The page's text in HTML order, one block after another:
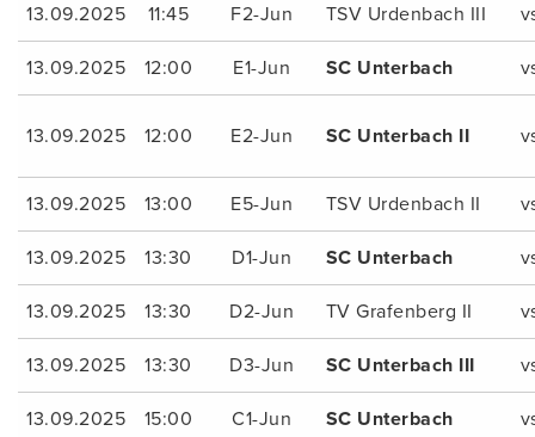
13.09.2025 11:45 F2-Jun TSV Urdenbach III
13.09.2025 12:00 E1-Jun SC Unterbach
13.09.2025 12:00 E2-Jun SC Unterbach II
13.09.2025 13:00 E5-Jun TSV Urdenbach II
13.09.2025 13:30 D1-Jun SC Unterbach
13.09.2025 13:30 D2-Jun TV Grafenberg II
13.09.2025 13:30 D3-Jun SC Unterbach III
13.09.2025 15:00 C1-Jun SC Unterbach